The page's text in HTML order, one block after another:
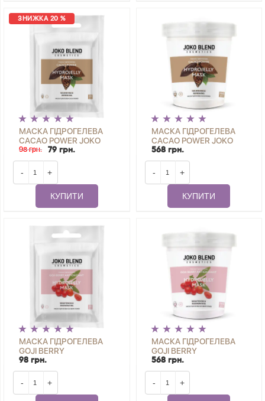
ЗНИЖКА 20 %
МАСКА ГІДРОГЕЛЕВА
CACAO POWER JOKO
BLEND 20 Г
98 грн. 79 грн.
- +
КУПИТИ
МАСКА ГІДРОГЕЛЕВА
CACAO POWER JOKO
BLEND 200 Г
568 грн.
- +
КУПИТИ
МАСКА ГІДРОГЕЛЕВА
GOJI BERRY
ANTIOXIDANT JOKO
BLEND 20 Г
98 грн.
- +
МАСКА ГІДРОГЕЛЕВА
GOJI BERRY
ANTIOXIDANT JOKO
BLEND 200 Г
568 грн.
- +